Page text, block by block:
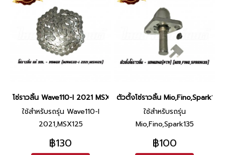
โซ่ราวลิ้น Wave110-I 2021 MSX125 แท้ศูนย์ 90L ยี่ห้อ Honda
ใช้สำหรับรถรุ่น Wave110-I
2021,MSX125
฿130
ตัวตั้งโซ่ราวลิ้น
ใช้สำหรับรถรุ่น
Mio,Fino,Spark135
฿100